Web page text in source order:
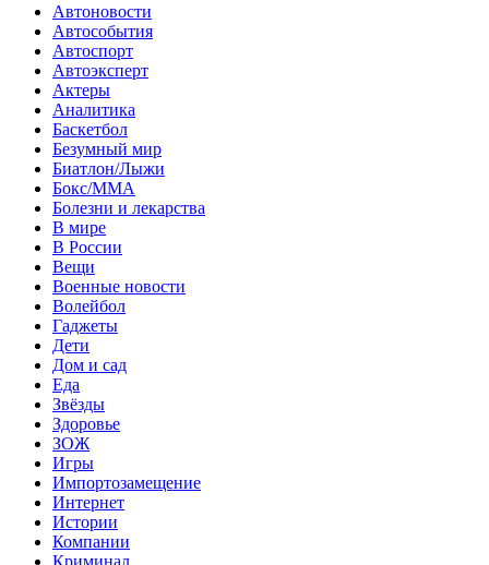
Автоновости
Автособытия
Автоспорт
Автоэксперт
Актеры
Аналитика
Баскетбол
Безумный мир
Биатлон/Лыжи
Бокс/MMA
Болезни и лекарства
В мире
В России
Вещи
Военные новости
Волейбол
Гаджеты
Дети
Дом и сад
Еда
Звёзды
Здоровье
ЗОЖ
Игры
Импортозамещение
Интернет
Истории
Компании
Криминал